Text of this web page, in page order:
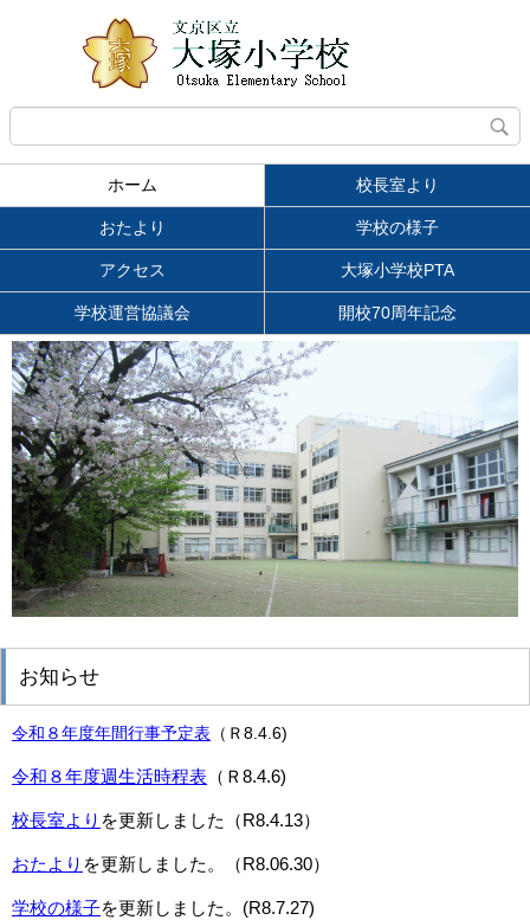
ホーム 校長室より
おたより 学校の様子
アクセス 大塚小学校PTA
学校運営協議会 開校70周年記念
お知らせ
令和８年度年間行事予定表 （Ｒ8.4.6)
令和８年度週生活時程表 （Ｒ8.4.6)
校長室より を更新しました（R8.4.13）
おたより を更新しました。（R8.06.30）
学校の様子を更新しました。(R8.7.27)